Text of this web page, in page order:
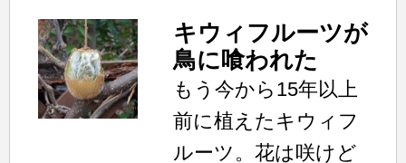
キウィフルーツが
鳥に喰われた
もう今から15年以上
前に植えたキウィフ
ルーツ。花は咲けど